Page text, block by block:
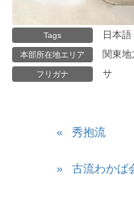
Tags 日本語
本部所在地エリア 関東地
フリガナ サ
秀抱流
古流わかば